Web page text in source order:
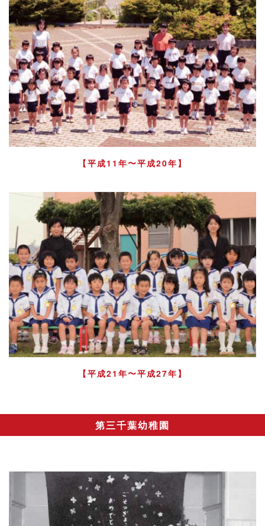
【平成11年〜平成20年】
【平成21年〜平成27年】
第三千葉幼稚園